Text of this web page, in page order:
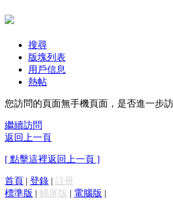
搜尋
版塊列表
用戶信息
熱帖
您訪問的頁面無手機頁面，是否進一步
繼續訪問
返回上一頁
[ 點擊這裡返回上一頁 ]
首頁 | 登錄 | 註冊
標準版 | 觸屏版 | 電腦版 |